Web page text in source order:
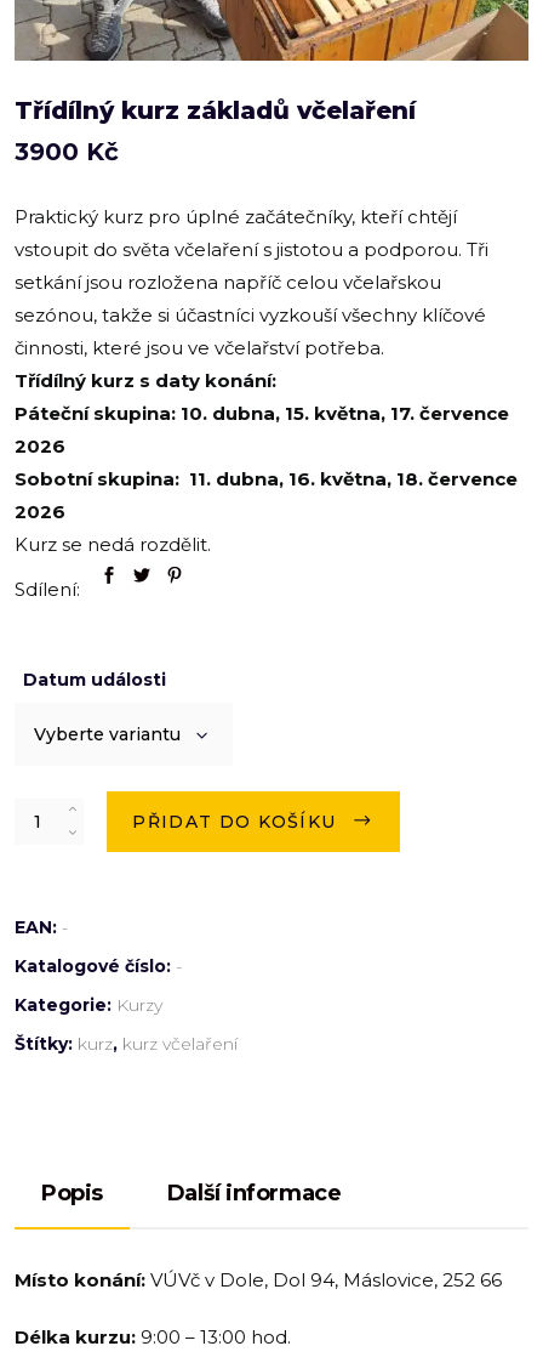
Třídílný kurz základů včelaření
3900 Kč
Praktický kurz pro úplné začátečníky, kteří chtějí
vstoupit do světa včelaření s jistotou a podporou. Tři
setkání jsou rozložena napříč celou včelařskou
sezónou, takže si účastníci vyzkouší všechny klíčové
činnosti, které jsou ve včelařství potřeba.
Třídílný kurz s daty konání:
Páteční skupina: 10. dubna, 15. května, 17. července
2026
Sobotní skupina: 11. dubna, 16. května, 18. července
2026
Kurz se nedá rozdělit.
Sdílení:
Datum události
Vyberte variantu
Quantity PŘIDAT DO KOŠÍKU
EAN: -
Katalogové číslo: -
Kategorie: Kurzy
Štítky: kurz, kurz včelaření
Popis Další informace
Místo konání: VÚVč v Dole, Dol 94, Máslovice, 252 66
Délka kurzu: 9:00 – 13:00 hod.